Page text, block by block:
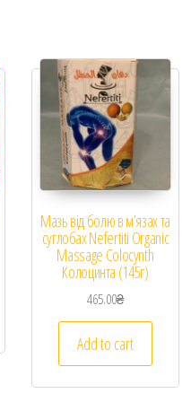
Мазь від болю в м’язах та
суглобах Nefertiti Organic
Massage Colocynth
Колоцинта (145г)
465.00₴
Add to cart